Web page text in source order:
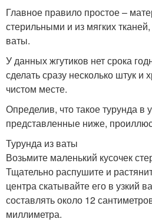
Главное правило простое –
стерильными и из мягких
ваты.
У данных жгутиков нет срока
сделать сразу несколько штук и
чистом месте.
Определив, что такое турунда в
представленные ниже,
Турунда из ваты
Возьмите маленький кусочек
Тщательно распушите и
центра скатывайте его в узкий
составлять около 12
миллиметра.